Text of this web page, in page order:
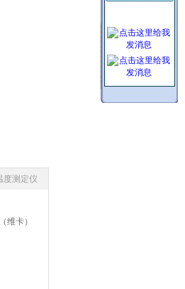
度测定仪
维卡）